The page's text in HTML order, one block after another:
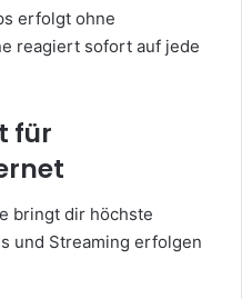
erfolgt ohne
reagiert sofort auf jede
für
bringt dir höchste
und Streaming erfolgen